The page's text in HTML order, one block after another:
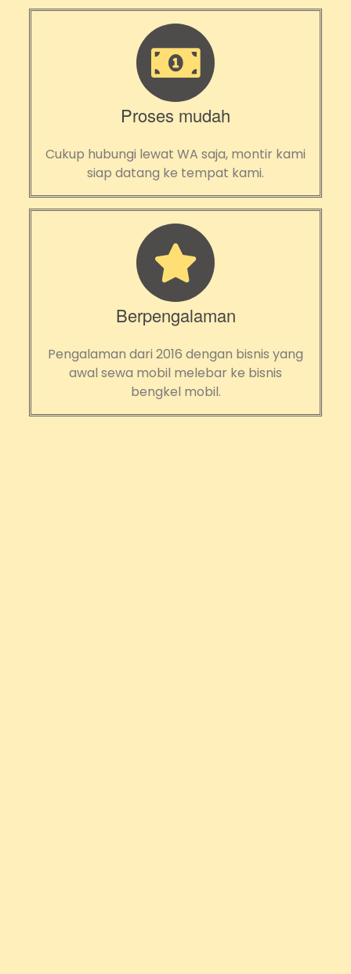
Proses mudah
Cukup hubungi lewat WA saja, montir kami
siap datang ke tempat kami.
Berpengalaman
Pengalaman dari 2016 dengan bisnis yang
awal sewa mobil melebar ke bisnis
bengkel mobil.